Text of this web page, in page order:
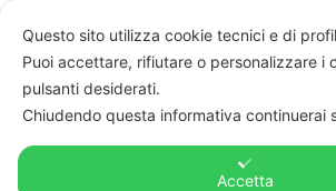
Questo sito utilizza cookie tecnici e di
Puoi accettare, rifiutare o personalizzare i
pulsanti desiderati.
Chiudendo questa informativa continuerai
Accetta